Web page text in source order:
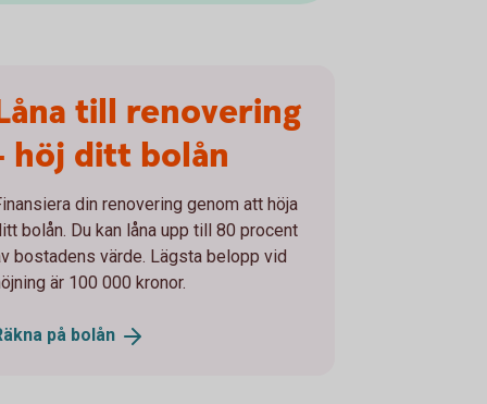
till renovering
höj ditt bolån
din renovering genom att höja
bolån. Du kan låna upp till 80 procent
bostadens värde. Lägsta belopp vid
är 100 000 kronor.
på bolån